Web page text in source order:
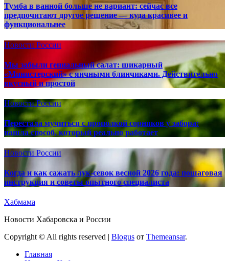
Тумба в ванной больше не вариант: сейчас все
предпочитают другое решение — куда красивее и
функциональнее
Новости России
Мы забыли гениальный салат: шикарный
«Министерский» с яичными блинчиками. Действительно
вкусный и простой
Новости России
Перестала мучиться с прополкой сорняков у забора:
нашла способ, который реально работает
Новости России
Когда и как сажать лук-севок весной 2026 года: пошаговая
инструкция и советы опытного специалиста
Хабмама
Новости Хабаровска и России
Copyright © All rights reserved | Blogus от Themeansar.
Главная